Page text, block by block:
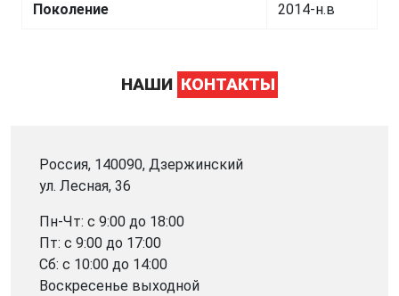
Поколение 2014-н.в
НАШИ КОНТАКТЫ
Россия, 140090, Дзержинский
ул. Лесная, 36
Пн-Чт: с 9:00 до 18:00
Пт: с 9:00 до 17:00
Сб: с 10:00 до 14:00
Воскресенье выходной